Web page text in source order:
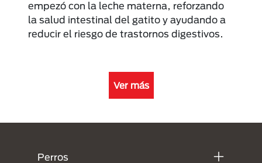
empezó con la leche materna, reforzando
la salud intestinal del gatito y ayudando a
reducir el riesgo de trastornos digestivos.
Ver más
Perros